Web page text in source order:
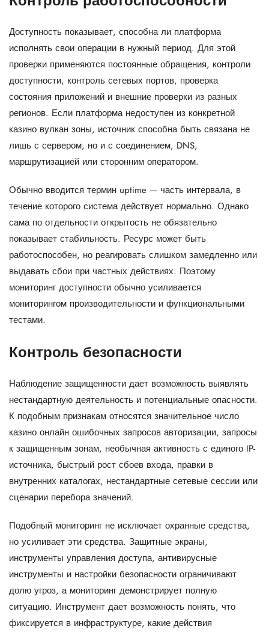
Доступность показывает, способна ли платформа
исполнять свои операции в нужный период. Для этой
проверки применяются постоянные обращения, контроли
доступности, контроль сетевых портов, проверка
состояния приложений и внешние проверки из разных
регионов. Если платформа недоступен из конкретной
казино вулкан зоны, источник способна быть связана не
лишь с сервером, но и с соединением, DNS,
маршрутизацией или сторонним оператором.
Обычно вводится термин uptime — часть интервала, в
течение которого система действует нормально. Однако
сама по отдельности открытость не обязательно
показывает стабильность. Ресурс может быть
работоспособен, но реагировать слишком замедленно или
выдавать сбои при частных действиях. Поэтому
мониторинг доступности обычно усиливается
мониторингом производительности и функциональными
тестами.
Контроль безопасности
Наблюдение защищенности дает возможность выявлять
нестандартную деятельность и потенциальные опасности.
К подобным признакам относятся значительное число
казино онлайн ошибочных запросов авторизации, запросы
к защищенным зонам, необычная активность с единого IP-
источника, быстрый рост сбоев входа, правки в
внутренних каталогах, нестандартные сетевые сессии или
сценарии перебора значений.
Подобный мониторинг не исключает охранные средства,
но усиливает эти средства. Защитные экраны,
инструменты управления доступа, антивирусные
инструменты и настройки безопасности ограничивают
долю угроз, а мониторинг демонстрирует полную
ситуацию. Инструмент дает возможность понять, что
фиксируется в инфраструктуре, какие действия